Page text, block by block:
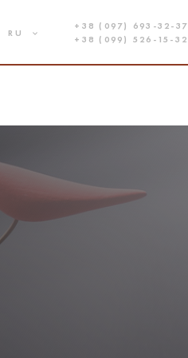
RU
+38 (097) 693-32-37
+38 (099) 526-15-32